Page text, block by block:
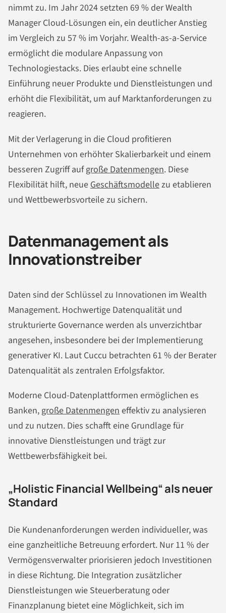
nimmt zu. Im Jahr 2024 setzten 69 % der Wealth
Manager Cloud-Lösungen ein, ein deutlicher Anstieg
im Vergleich zu 57 % im Vorjahr. Wealth-as-a-Service
ermöglicht die modulare Anpassung von
Technologiestacks. Dies erlaubt eine schnelle
Einführung neuer Produkte und Dienstleistungen und
erhöht die Flexibilität, um auf Marktanforderungen zu
reagieren.
Mit der Verlagerung in die Cloud profitieren
Unternehmen von erhöhter Skalierbarkeit und einem
besseren Zugriff aufgroße Datenmengen. Diese
Flexibilität hilft, neueGeschäftsmodellezu etablieren
und Wettbewerbsvorteile zu sichern.
Datenmanagement als
Innovationstreiber
Daten sind der Schlüssel zu Innovationen im Wealth
Management. Hochwertige Datenqualität und
strukturierte Governance werden als unverzichtbar
angesehen, insbesondere bei der Implementierung
generativer KI. Laut Cuccu betrachten 61 % der Berater
Datenqualität als zentralen Erfolgsfaktor.
Moderne Cloud-Datenplattformen ermöglichen es
Banken,große Datenmengeneffektiv zu analysieren
und zu nutzen. Dies schafft eine Grundlage für
innovative Dienstleistungen und trägt zur
Wettbewerbsfähigkeit bei.
„Holistic Financial Wellbeing“ als neuer
Standard
Die Kundenanforderungen werden individueller, was
eine ganzheitliche Betreuung erfordert. Nur 11 % der
Vermögensverwalter priorisieren jedoch Investitionen
in diese Richtung. Die Integration zusätzlicher
Dienstleistungen wie Steuerberatung oder
Finanzplanung bietet eine Möglichkeit, sich im